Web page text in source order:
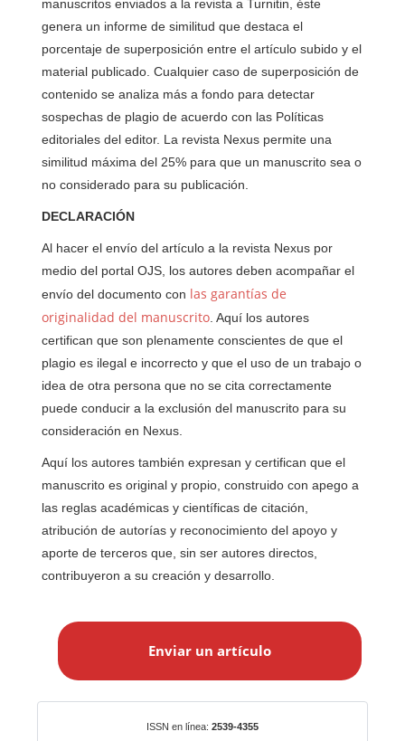
manuscritos enviados a la revista a Turnitin, éste
genera un informe de similitud que destaca el
porcentaje de superposición entre el artículo subido y el
material publicado. Cualquier caso de superposición de
contenido se analiza más a fondo para detectar
sospechas de plagio de acuerdo con las Políticas
editoriales del editor. La revista Nexus permite una
similitud máxima del 25% para que un manuscrito sea o
no considerado para su publicación.
DECLARACIÓN
Al hacer el envío del artículo a la revista Nexus por
medio del portal OJS, los autores deben acompañar el
envío del documento con las garantías de
originalidad del manuscrito . Aquí los autores
certifican que son plenamente conscientes de que el
plagio es ilegal e incorrecto y que el uso de un trabajo o
idea de otra persona que no se cita correctamente
puede conducir a la exclusión del manuscrito para su
consideración en Nexus.
Aquí los autores también expresan y certifican que el
manuscrito es original y propio, construido con apego a
las reglas académicas y científicas de citación,
atribución de autorías y reconocimiento del apoyo y
aporte de terceros que, sin ser autores directos,
contribuyeron a su creación y desarrollo.
a
Enviar un artículo
ISSN en línea: 2539-4355